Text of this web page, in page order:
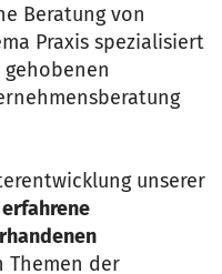
Beratung von
Praxis spezialisiert
unserer
erfahrene
Themen der